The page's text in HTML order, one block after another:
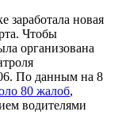
заработала новая
Чтобы
организована
По данным на 8
80 жалоб,
водителями